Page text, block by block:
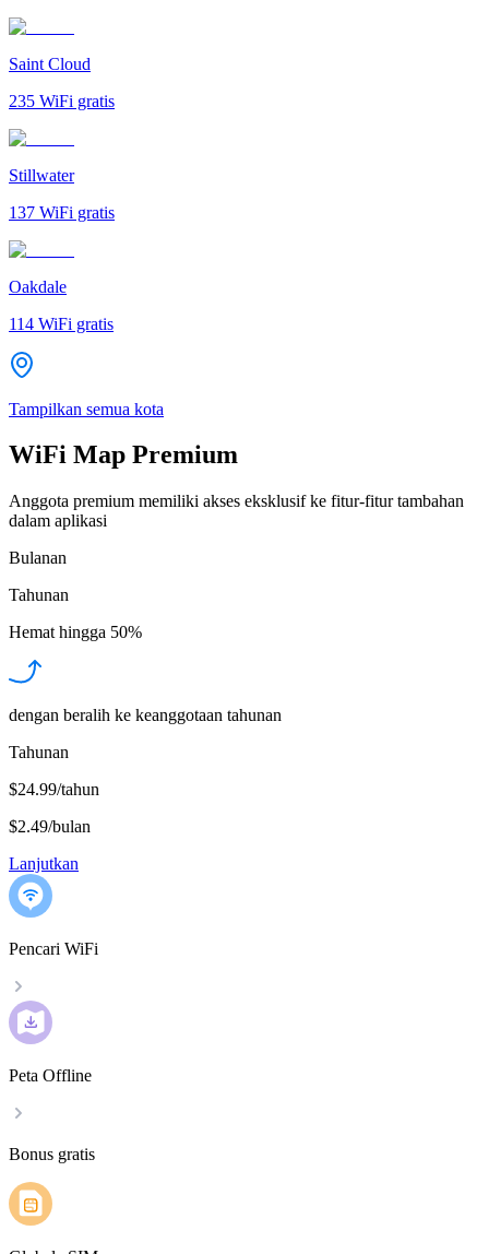
Saint Cloud
235 WiFi gratis
Stillwater
137 WiFi gratis
Oakdale
114 WiFi gratis
Tampilkan semua kota
WiFi Map Premium
Anggota premium memiliki akses eksklusif ke fitur-fitur tambahan
dalam aplikasi
Bulanan
Tahunan
Hemat hingga 50%
dengan beralih ke keanggotaan tahunan
Tahunan
$24.99/tahun
$2.49/bulan
Lanjutkan
Pencari WiFi
Peta Offline
Bonus gratis